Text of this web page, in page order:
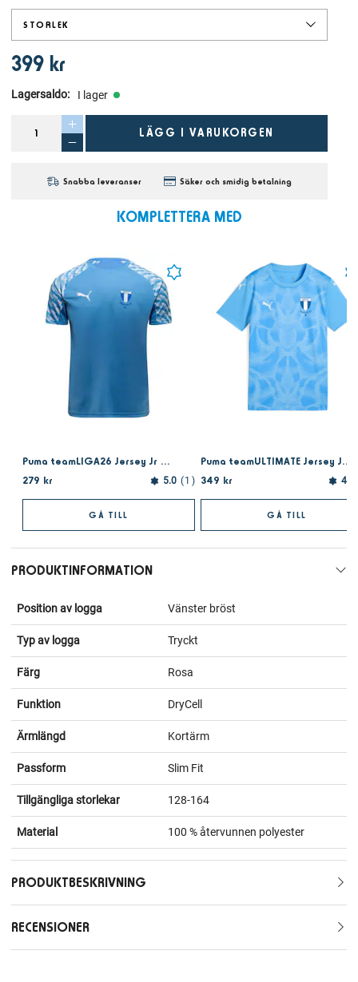
STORLEK
399 kr
Lagersaldo: I lager
LÄGG I VARUKORGEN
Snabba leveranser Säker och smidig betalning
KOMPLETTERA MED
Puma teamLIGA26 Jersey Jr Team Light Blue
279 kr
5.0 1
GÅ TILL
Puma teamULTIMATE Jersey Jr Light Blue 25
349 kr
4.3
GÅ TILL
PRODUKTINFORMATION
Position av logga Vänster bröst
Typ av logga Tryckt
Färg Rosa
Funktion DryCell
Ärmlängd Kortärm
Passform Slim Fit
Tillgängliga storlekar 128-164
Material 100 % återvunnen polyester
PRODUKTBESKRIVNING
RECENSIONER